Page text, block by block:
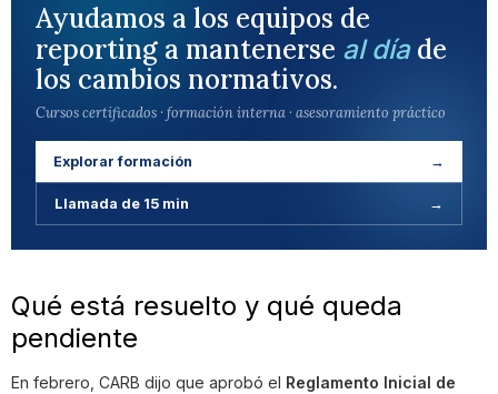
Ayudamos a los equipos de
reporting a mantenerse al díade
los cambios normativos.
Cursos certificados · formación interna · asesoramiento práctico
Explorar formación →
Llamada de 15 min →
Qué está resuelto y qué queda
pendiente
En febrero, CARB dijo que aprobó el Reglamento Inicial de